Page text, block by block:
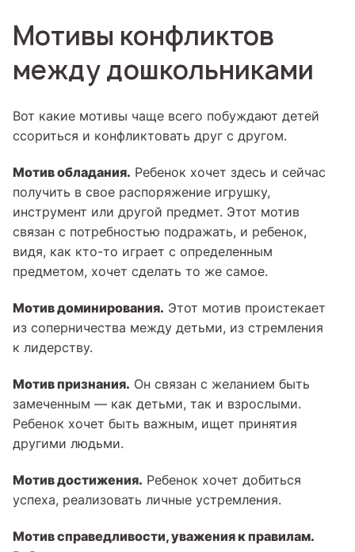
Мотивы конфликтов
между дошкольниками
Вот какие мотивы чаще всего побуждают детей
ссориться и конфликтовать друг с другом.
Мотив обладания. Ребенок хочет здесь и сейчас
получить в свое распоряжение игрушку,
инструмент или другой предмет. Этот мотив
связан с потребностью подражать, и ребенок,
видя, как кто-то играет с определенным
предметом, хочет сделать то же самое.
Мотив доминирования. Этот мотив проистекает
из соперничества между детьми, из стремления
к лидерству.
Мотив признания. Он связан с желанием быть
замеченным — как детьми, так и взрослыми.
Ребенок хочет быть важным, ищет принятия
другими людьми.
Мотив достижения. Ребенок хочет добиться
успеха, реализовать личные устремления.
Мотив справедливости, уважения к правилам.